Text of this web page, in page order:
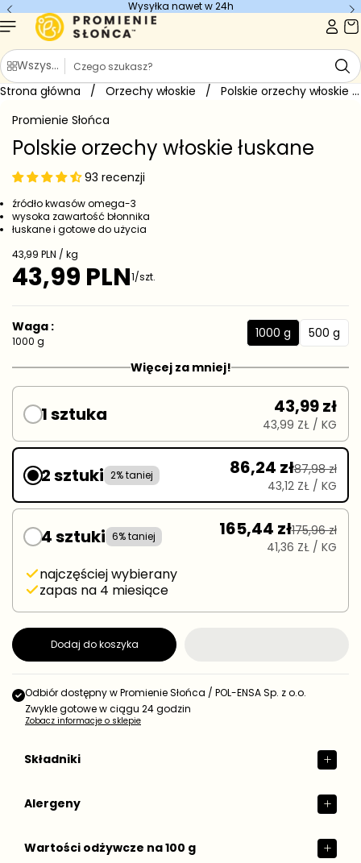
treści
Wysyłka nawet w 24h
Wszystkie kategorie
S
z
u
a
j
Strona główna / Orzechy włoskie / Polskie orzechy włoskie łuskane
Przejdź do
o
Promienie Słońca
Polskie orzechy włoskie łuskane
93 recenzji
źródło kwasów omega-3
wysoka zawartość błonnika
łuskane i gotowe do użycia
C
n
j
d
n
s
k
a
43,99 PLN / kg
C
n
a
r
g
u
n
43,99 PLN1/szt.
Waga :
1000 g
1
0
0
g
1000 g
5
0
g
500 g
Więcej za mniej!
1 sztuka 43,99 zł
43,99 ZŁ/ KG
2 sztuki 2% taniej 86,24 zł87,98 zł
43,12 ZŁ/ KG
4 sztuki 6% taniej 165,44 zł175,96 zł
41,36 ZŁ/ KG
najczęściej wybierany
zapas na 4 miesiące
Dodaj do koszyka
Odbiór dostępny wPromienie Słońca / POL-ENSA Sp. z o.o.
Zwykle gotowe w ciągu 24 godzin
Zobacz informacje o sklepie
Składniki
Alergeny
Wartości odżywcze na 100 g